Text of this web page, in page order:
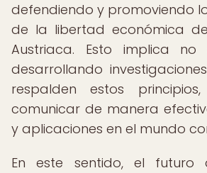
defendiendo y promoviendo
de la libertad económica
Austriaca. Esto implica no
desarrollando
respalden estos
comunicar de manera
y aplicaciones en el mundo
En este sentido, el